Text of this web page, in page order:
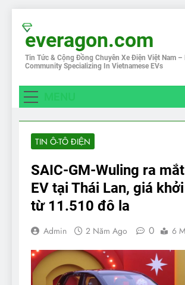
content
everagon.com
Tin Tức & Cộng Đồng Chuyên Xe Điện Việt Nam –
Community Specializing In Vietnamese EVs
TIN Ô-TÔ ĐIỆN
SAIC-GM-Wuling ra
EV tại Thái Lan, giá
từ 11.510 đô la
Admin 2 Năm Ago 0 6